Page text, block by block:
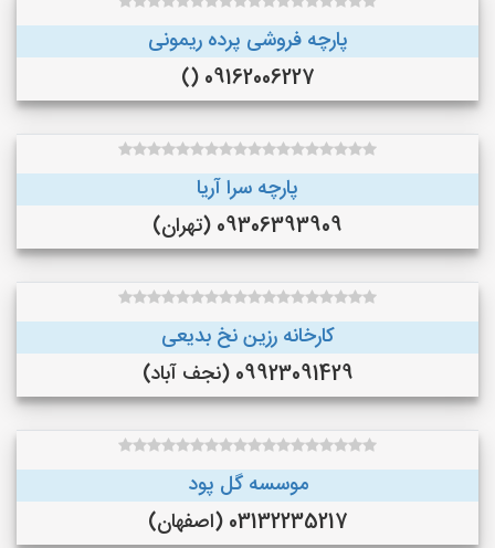
پارچه فروشی پرده ریمونی
09162006227 ()
پارچه سرا آریا
09306393909 (تهران)
کارخانه رزین نخ بدیعی
09923091429 (نجف‌ آباد)
موسسه گل پود
03132235217 (اصفهان)